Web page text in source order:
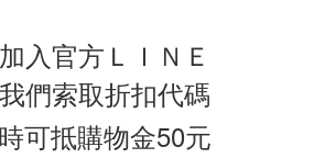
入官方ＬＩＮＥ
們索取折扣代碼
可抵購物金50元